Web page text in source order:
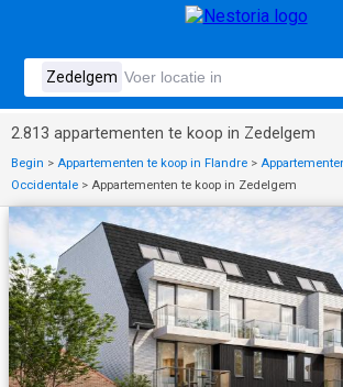
2.813 appartementen te koop in Zedelgem
Begin > Appartementen te koop in Flandre >
Occidentale > Appartementen te koop in Zedelgem